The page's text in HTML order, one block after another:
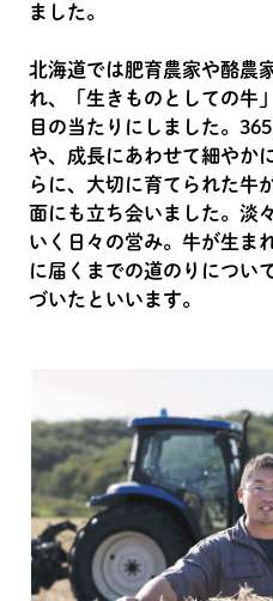
ました。
北海道では肥育農家や酪農
れ、「生きものとしての牛
目の当たりにしました。
や、成長にあわせて細やか
らに、大切に育てられた牛
面にも立ち会いました。淡
いく日々の営み。牛が生ま
に届くまでの道のりについ
づいたといいます。